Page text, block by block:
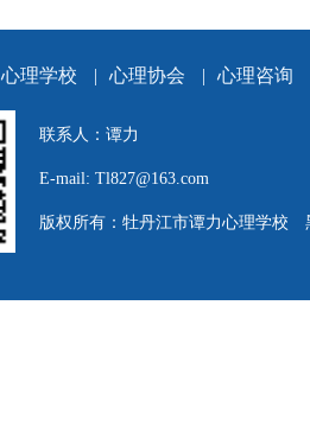
心理学校 | 心理协会 | 心理咨询
联系人：谭力
E-mail: Tl827@163.com
版权所有：牡丹江市谭力心理学校